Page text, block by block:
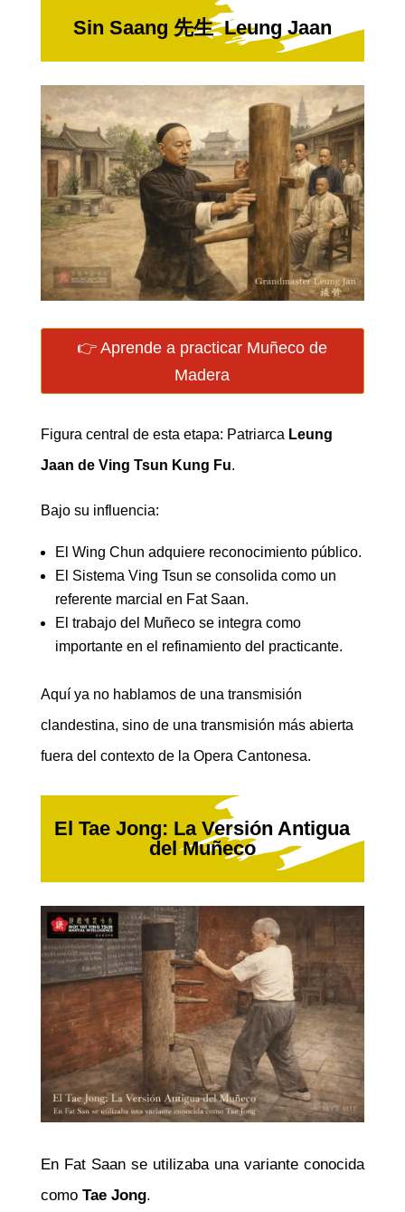
Sin Saang 先生 Leung Jaan
👉 Aprende a practicar Muñeco de
Madera
Figura central de esta etapa: Patriarca Leung
Jaan de Ving Tsun Kung Fu.
Bajo su influencia:
El Wing Chun adquiere reconocimiento público.
El Sistema Ving Tsun se consolida como un
referente marcial en Fat Saan.
El trabajo del Muñeco se integra como
importante en el refinamiento del practicante.
Aquí ya no hablamos de una transmisión
clandestina, sino de una transmisión más abierta
fuera del contexto de la Opera Cantonesa.
El Tae Jong: La Versión Antigua
del Muñeco
En Fat Saan se utilizaba una variante conocida
como Tae Jong.